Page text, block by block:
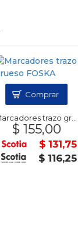
Marcadores trazo grueso FOSKA
$ 155,00
$ 131,75
$ 116,25
Comprar